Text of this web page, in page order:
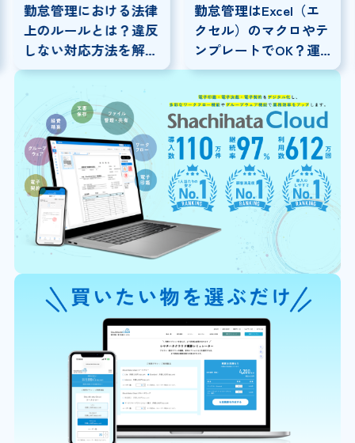
勤怠管理における法律
上のルールとは？違反
しない対応方法を解
説！
勤怠管理はExcel（エ
クセル）のマクロやテ
ンプレートでOK？運
用上の問題点と別の方